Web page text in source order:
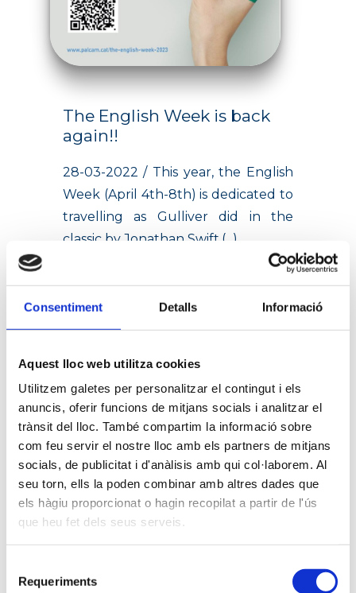
Consentiment Detalls Informació
Aquest lloc web utilitza cookies
Utilitzem galetes per personalitzar el contingut i els
anuncis, oferir funcions de mitjans socials i analitzar el
trànsit del lloc. També compartim la informació sobre
com feu servir el nostre lloc amb els partners de mitjans
socials, de publicitat i d'anàlisis amb qui col·laborem. Al
seu torn, ells la poden combinar amb altres dades que
els hàgiu proporcionat o hagin recopilat a partir de l'ús
que heu fet dels seus serveis.
Requeriments
The English Week is back
again!!
28-03-2022 / This year, the English
Week (April 4th-8th) is dedicated to
travelling as Gulliver did in the
classic by Jonathan Swift.(...)
Search